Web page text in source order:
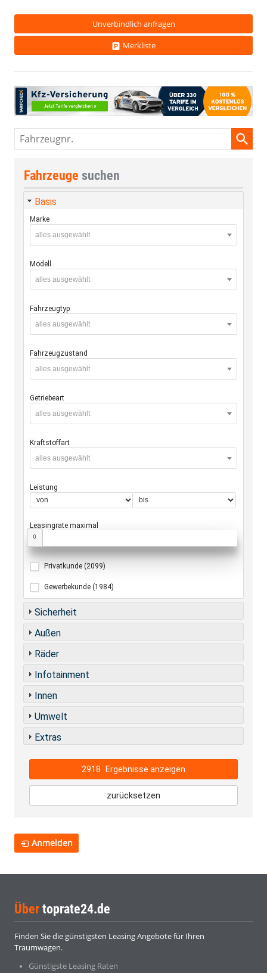
Unverbindlich anfragen
Merkliste
Fahrzeugnr.
Fahrzeuge suchen
Basis
Marke
alles ausgewählt
Modell
alles ausgewählt
Fahrzeugtyp
alles ausgewählt
Fahrzeugzustand
alles ausgewählt
Getriebeart
alles ausgewählt
Kraftstoffart
alles ausgewählt
Leistung
Leasingrate maximal
0
Privatkunde (2099)
Gewerbekunde (1984)
Sicherheit
Außen
Räder
Infotainment
Innen
Umwelt
Extras
2918 Ergebnisse anzeigen
zurücksetzen
Anmelden
Über toprate24.de
Finden Sie die günstigsten Leasing Angebote für Ihren
Traumwagen.
Günstigste Leasing Raten